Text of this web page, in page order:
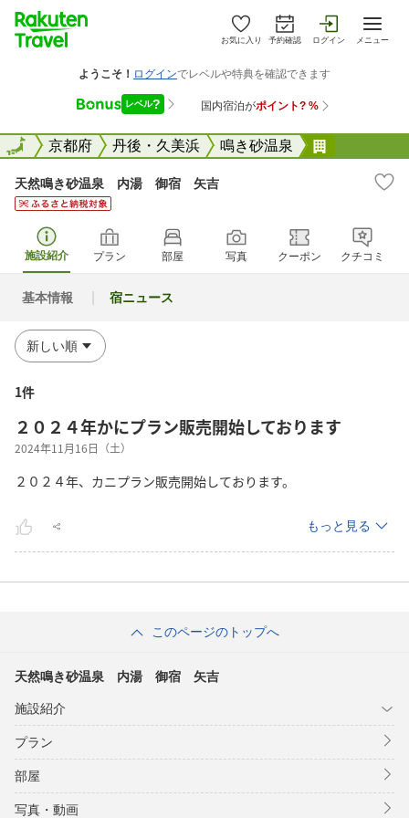
お気に入り 予約確認 ログイン メニュー
全国京都府 丹後・久美浜 鳴き砂温泉
全国
天然鳴き砂温泉 内湯 御宿 矢吉
施設紹介 プラン 部屋 写真 クーポン クチコミ
基本情報 宿ニュース
1件
２０２４年かにプラン販売開始しております
2024年11月16日（土）
２０２４年、カニプラン販売開始しております。
もっと見る
このページのトップへ
天然鳴き砂温泉 内湯 御宿 矢吉
施設紹介
プラン
部屋
写真・動画